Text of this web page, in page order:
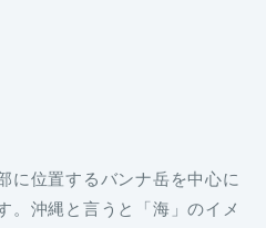
に位置するバンナ岳を中心に
。沖縄と言うと「海」のイメ